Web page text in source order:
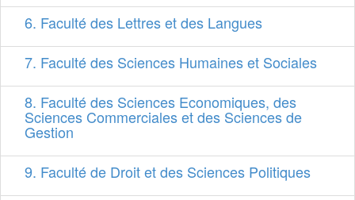
6. Faculté des Lettres et des Langues
7. Faculté des Sciences Humaines et Sociales
8. Faculté des Sciences Economiques, des
Sciences Commerciales et des Sciences de
Gestion
9. Faculté de Droit et des Sciences Politiques